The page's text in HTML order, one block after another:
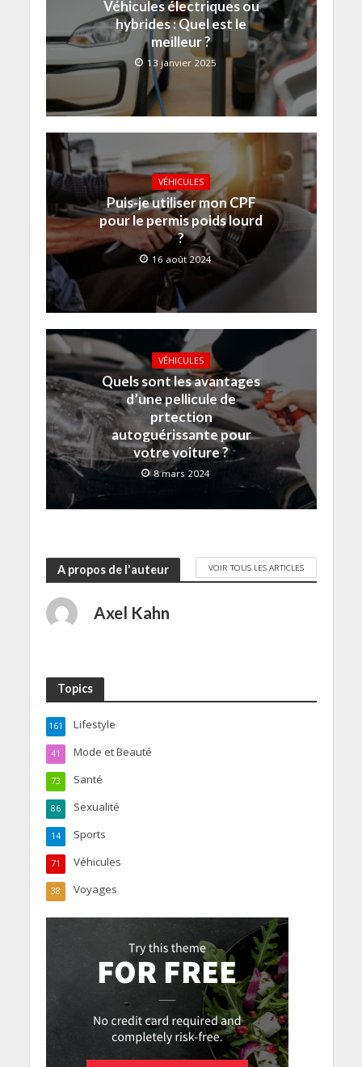
Véhicules électriques ou
hybrides : Quel est le
meilleur ?
13 janvier 2025
VÉHICULES
Puis-je utiliser mon CPF
pour le permis poids lourd
?
16 août 2024
VÉHICULES
Quels sont les avantages
d’une pellicule de
prtection
autoguérissante pour
votre voiture ?
8 mars 2024
A propos de l'auteur VOIR TOUS LES ARTICLES
Axel Kahn
Topics
Lifestyle
161
Mode et Beauté
41
Santé
73
Sexualité
86
Sports
14
Véhicules
71
Voyages
38